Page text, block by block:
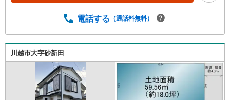
電話する （通話料無料）
川越市大字砂新田